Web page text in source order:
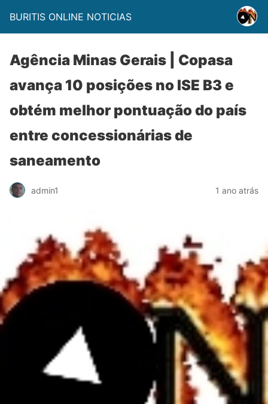
BURITIS ONLINE NOTICIAS
Agência Minas Gerais | Copasa
avança 10 posições no ISE B3 e
obtém melhor pontuação do país
entre concessionárias de
saneamento
admin1 1 ano atrás